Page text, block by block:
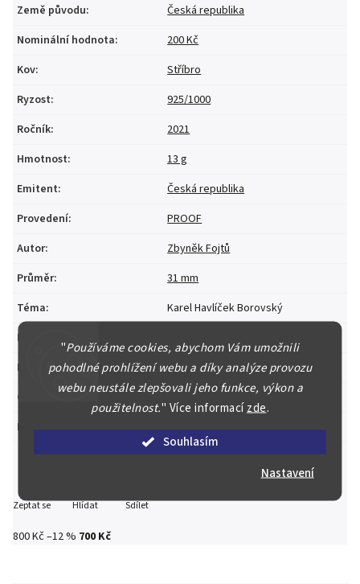
"Používáme cookies, abychom Vám umožnili
pohodlné prohlížení webu a díky analýze provozu
webu neustále zlepšovali jeho funkce, výkon a
použitelnost." Více informacízde.
Souhlasím
Nastavení
800 Kč–12 % 700 Kč
Země původu:
Česká republika
Nominální hodnota:
200 Kč
Kov:
Stříbro
Ryzost:
925/1000
Ročník:
2021
Hmotnost:
13 g
Emitent:
Česká republika
Provedení:
PROOF
Autor:
Zbyněk Fojtů
Průměr:
31 mm
Téma:
Karel Havlíček Borovský
Mincovna
Etue
Ano
Certifikát :
Ano
Kapsle: Ano
Zeptat se Hlídat Sdílet